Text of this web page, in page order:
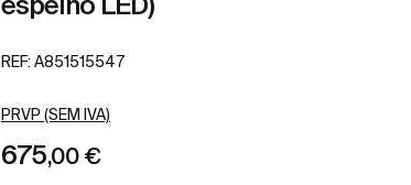
REF: A851515547
PRVP (SEM IVA)
675,00 €